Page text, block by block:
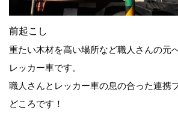
前起こし
重たい木材を高い場所など職人さんの元
レッカー車です。
職人さんとレッカー車の息の合った連携
どころです！